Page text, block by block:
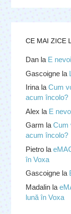
CE MAI ZICE
Danla E
Gascoignela
Irinala Cum
acum încolo?
Alex la E
Garm la Cum
acum încolo?
Pietrola
în Voxa
Gascoignela
Madalinla
lună în Voxa